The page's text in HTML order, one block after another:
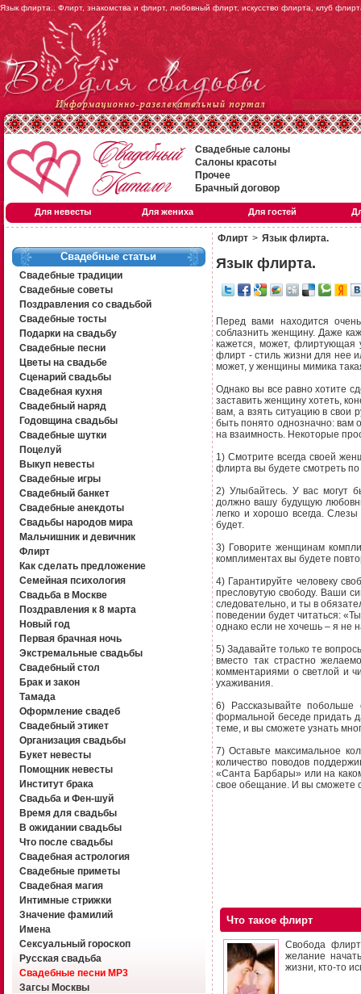
Язык флирта.. Флирт, знакомства и флирт, любовный флирт, искусство флирта, клуб
Свадебные салоны
Салоны красоты
Прочее
Брачный договор
Для невесты Для жениха Для гостей
Свадебные статьи
Свадебные традиции
Свадебные советы
Поздравления со свадьбой
Свадебные тосты
Подарки на свадьбу
Свадебные песни
Цветы на свадьбе
Сценарий свадьбы
Свадебная кухня
Свадебный наряд
Годовщина свадьбы
Свадебные шутки
Поцелуй
Выкуп невесты
Свадебные игры
Свадебный банкет
Свадебные анекдоты
Свадьбы народов мира
Мальчишник и девичник
Флирт
Как сделать предложение
Семейная психология
Свадьба в Москве
Поздравления к 8 марта
Новый год
Первая брачная ночь
Экстремальные свадьбы
Свадебный стол
Брак и закон
Тамада
Оформление свадеб
Свадебный этикет
Организация свадьбы
Букет невесты
Помощник невесты
Институт брака
Свадьба и Фен-шуй
Время для свадьбы
В ожидании свадьбы
Что после свадьбы
Свадебная астрология
Свадебные приметы
Свадебная магия
Интимные стрижки
Значение фамилий
Имена
Сексуальный гороскоп
Русская свадьба
Свадебные песни MP3
Загсы Москвы
Флирт > Язык флирта.
Язык флирта.
Перед вами находится
соблазнить женщину. Даже
кажется, может, флиртующая
флирт - стиль жизни для нее
может, у женщины мимика
Однако вы все равно хотите
заставить женщину хотеть,
вам, а взять ситуацию в свои
быть понято однозначно: вам
на взаимность. Некоторые
1) Смотрите всегда своей
флирта вы будете смотреть
2) Улыбайтесь. У вас могут
должно вашу будущую
легко и хорошо всегда. Слезы
будет.
3) Говорите женщинам
комплиментах вы будете
4) Гарантируйте человеку
пресловутую свободу. Ваши
следовательно, и ты в
поведении будет читаться:
однако если не хочешь – я не
5) Задавайте только те
вместо так страстно
комментариями о светлой и
ухаживания.
6) Рассказывайте
формальной беседе придать
теме, и вы сможете узнать
7) Оставьте максимальное
количество поводов
«Санта Барбары» или на
свое обещание. И вы сможете
Что такое флирт
Свобода
желание
жизни, кто-то